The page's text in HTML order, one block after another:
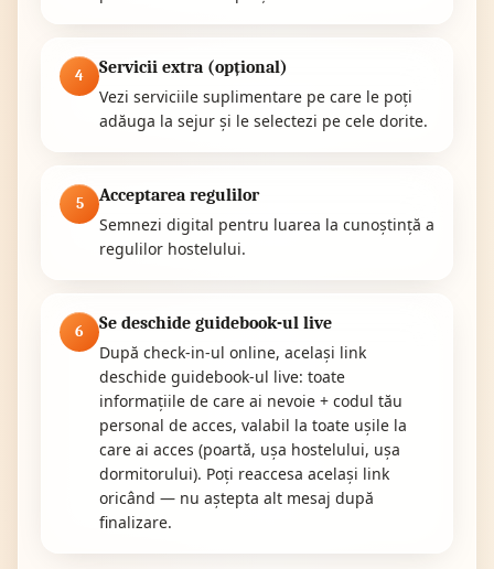
4 Servicii extra (opțional)
Vezi serviciile suplimentare pe care le poți
adăuga la sejur și le selectezi pe cele dorite.
5 Acceptarea regulilor
Semnezi digital pentru luarea la cunoștință a
regulilor hostelului.
6 Se deschide guidebook-ul live
După check-in-ul online, același link
deschide guidebook-ul live: toate
informațiile de care ai nevoie + codul tău
personal de acces, valabil la toate ușile la
care ai acces (poartă, ușa hostelului, ușa
dormitorului). Poți reaccesa același link
oricând — nu aștepta alt mesaj după
finalizare.